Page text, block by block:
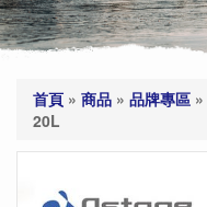
首頁 » 商品 » 品牌專區 »
20L